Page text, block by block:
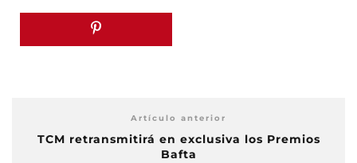
Artículo anterior
TCM retransmitirá en exclusiva los Premios
Bafta